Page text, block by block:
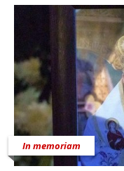
In memoriam